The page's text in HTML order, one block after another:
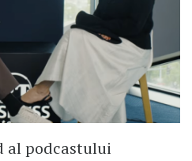
al podcastului